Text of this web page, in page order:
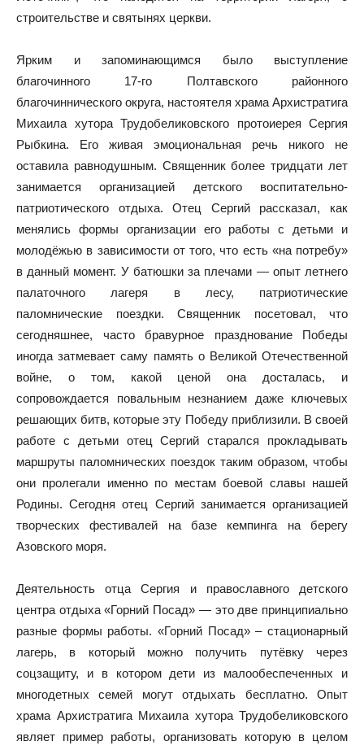
строительстве и святынях церкви.
Ярким и запоминающимся было выступление
благочинного 17-го Полтавского районного
благочиннического округа, настоятеля храма Архистратига
Михаила хутора Трудобеликовского протоиерея Сергия
Рыбкина. Его живая эмоциональная речь никого не
оставила равнодушным. Священник более тридцати лет
занимается организацией детского воспитательно-
патриотического отдыха. Отец Сергий рассказал, как
менялись формы организации его работы с детьми и
молодёжью в зависимости от того, что есть «на потребу»
в данный момент. У батюшки за плечами — опыт летнего
палаточного лагеря в лесу, патриотические
паломнические поездки. Священник посетовал, что
сегодняшнее, часто бравурное празднование Победы
иногда затмевает саму память о Великой Отечественной
войне, о том, какой ценой она досталась, и
сопровождается повальным незнанием даже ключевых
решающих битв, которые эту Победу приблизили. В своей
работе с детьми отец Сергий старался прокладывать
маршруты паломнических поездок таким образом, чтобы
они пролегали именно по местам боевой славы нашей
Родины. Сегодня отец Сергий занимается организацией
творческих фестивалей на базе кемпинга на берегу
Азовского моря.
Деятельность отца Сергия и православного детского
центра отдыха «Горний Посад» — это две принципиально
разные формы работы. «Горний Посад» – стационарный
лагерь, в который можно получить путёвку через
соцзащиту, и в котором дети из малообеспеченных и
многодетных семей могут отдыхать бесплатно. Опыт
храма Архистратига Михаила хутора Трудобеликовского
являет пример работы, организовать которую в целом